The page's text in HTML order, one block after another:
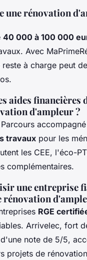
une rénovation
40 000 à 100 000
Avec
à charge peut
aides financières
d'ampleur ?
travaux pour les
les CEE, l'éco-
complémentaires.
une entreprise
rénovation
RGE
Arrivelec, fort
note de 5/5,
projets de